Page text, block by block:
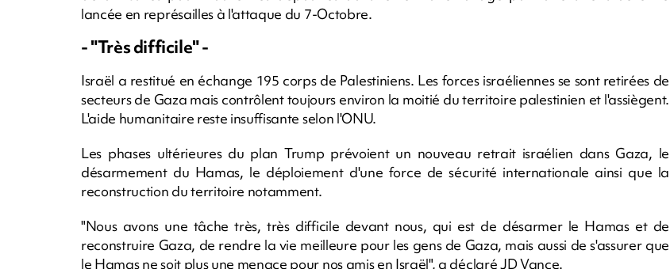
lancée en représailles à l'attaque du 7-Octobre.
- "Très difficile" -
Israël a restitué en échange 195 corps de Palestiniens. Les forces israéliennes se sont retirées de
secteurs de Gaza mais contrôlent toujours environ la moitié du territoire palestinien et l'assiègent.
L'aide humanitaire reste insuffisante selon l'ONU.
Les phases ultérieures du plan Trump prévoient un nouveau retrait israélien dans Gaza, le
désarmement du Hamas, le déploiement d'une force de sécurité internationale ainsi que la
reconstruction du territoire notamment.
"Nous avons une tâche très, très difficile devant nous, qui est de désarmer le Hamas et de
reconstruire Gaza, de rendre la vie meilleure pour les gens de Gaza, mais aussi de s'assurer que
le Hamas ne soit plus une menace pour nos amis en Israël", a déclaré JD Vance.